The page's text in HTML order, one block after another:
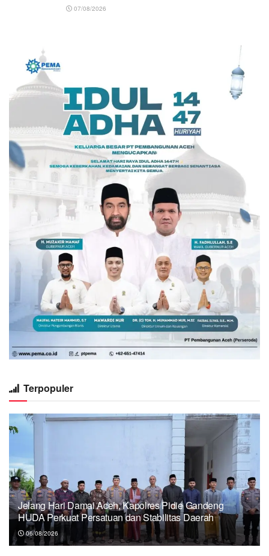
07/08/2026
Terpopuler
Jelang Hari Damai Aceh, Kapolres Pidie Gandeng
HUDA Perkuat Persatuan dan Stabilitas Daerah
06/08/2026